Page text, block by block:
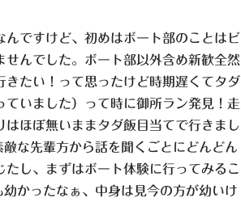
ですけど、初めはボート部のことはビ
んでした。ボート部以外含め新歓全然
たい！って思ったけど時期遅くてタダ
いました）って時に御所ラン発見！走
ほぼ無いままタダ飯目当てで行きまし
な先輩方から話を聞くごとにどんどん
し、まずはボート体験に行ってみるこ
かったなぁ、中身は見今の方が幼いけ